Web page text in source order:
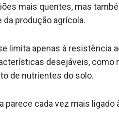
mais quentes, mas
da produção agrícola.
limita apenas à resistência
desejáveis, como
de nutrientes do solo.
parece cada vez mais